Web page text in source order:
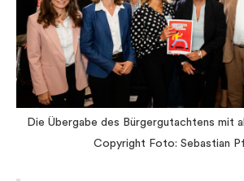
Die Übergabe des Bürgergutachtens mit
Copyright Foto: Sebastian